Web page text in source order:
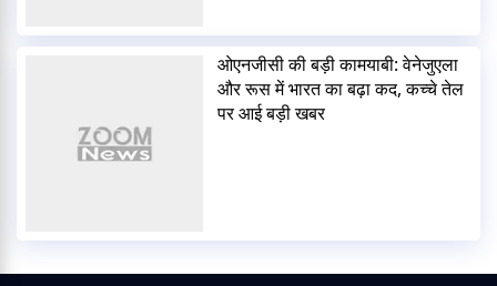
ओएनजीसी की बड़ी कामयाबी: वेनेजुएला
और रूस में भारत का बढ़ा कद, कच्चे तेल
पर आई बड़ी खबर